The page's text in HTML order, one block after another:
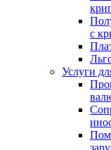
с
Услуги